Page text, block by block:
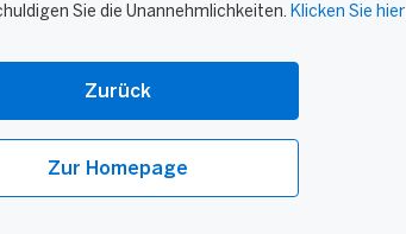
Sie die Unannehmlichkeiten. Klicken Sie hier
Zurück
Zur Homepage